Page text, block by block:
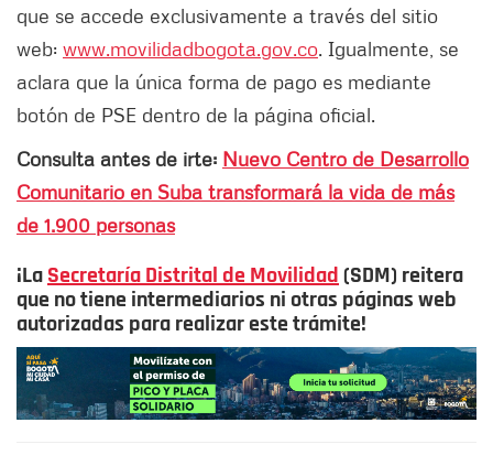
que se accede exclusivamente a través del sitio
web: www.movilidadbogota.gov.co. Igualmente, se
aclara que la única forma de pago es mediante
botón de PSE dentro de la página oficial.
Consulta antes de irte: Nuevo Centro de Desarrollo
Comunitario en Suba transformará la vida de más
de 1.900 personas
¡LaSecretaría Distrital de Movilidad(SDM) reitera
que no tiene intermediarios ni otras páginas web
autorizadas para realizar este trámite!